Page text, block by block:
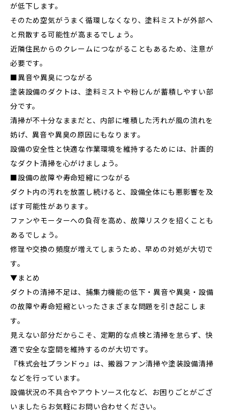
が低下します。
そのため空気がうまく循環しなくなり、塗料ミストが外部へ
と飛散する可能性が高まるでしょう。
近隣住民からのクレームにつながることもあるため、注意が
必要です。
■異音や異臭につながる
塗装設備のダクトは、塗料ミストや粉じんが蓄積しやすい部
分です。
清掃が不十分なままだと、内部に堆積した汚れが風の流れを
妨げ、異音や異臭の原因にもなります。
設備の安全性と快適な作業環境を維持するためには、計画的
なダクト清掃を心がけましょう。
■設備の故障や寿命短縮につながる
ダクト内の汚れを放置し続けると、設備全体にも悪影響を及
ぼす可能性があります。
ファンやモーターへの負荷を高め、故障リスクを招くことも
あるでしょう。
修理や交換の頻度が増えてしまうため、早めの対処が大切で
す。
▼まとめ
ダクトの清掃不足は、捕集力機能の低下・異音や異臭・設備
の故障や寿命短縮といったさまざまな問題を引き起こしま
す。
見えない部分だからこそ、定期的な点検と清掃を怠らず、快
適で安全な空間を維持するのが大切です。
『株式会社プランドゥ』は、搬器ファン清掃や塗装設備清掃
などを行っています。
設備状況の不具合やアウトソース化など、お困りごとがござ
いましたらお気軽にお問い合わせください。